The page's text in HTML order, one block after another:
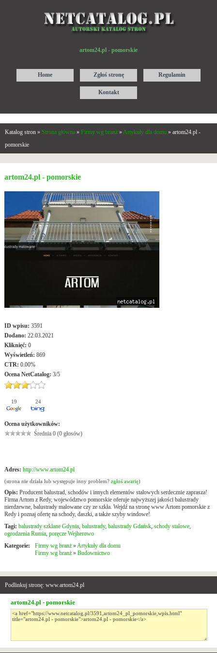
artom24.pl - pomorskie
Home Zgłoś stronę Regulamin
Kontakt
Katalog stron » Strona główna » Firmy wg branż » Artykuły dla domu » artom24.pl -
pomorskie
artom24.pl - pomorskie
ID wpisu: 3591
Dodano: 22.03.2021
Kliknięć: 0
Wyświetleń: 869
CTR: 0.00%
Ocena NetCatalog: 3/5
19 24
Ocena użytkowników:
Średnia 0 (0 głosów)
Adres: http://www.artom24.pl
(strona nie działa lub występuje inny problem? zgłoś awarię)
Opis: Producent balustrad, schodów i innych elementów stalowych serdecznie zaprasza!
Firma Artom z Redy, województwo pomorskie oferuje najwyższej jakości balustrady
nierdzewne, balustrady malowane czy ze szkła. Wejdź na stronę www Artom pomorskie z
Redy i poznaj ofertę na schody, daszki, a także szyby windowe!
Tagi: balustrady szklane Gdynia, balustrady, balustrady Gdańsk, schody stalowe,
ogrodzenia Rumia, poręcze Wejherowo
Kategorie:
Firmy wg branż» Artykuły dla domu
Firmy wg branż» Budownictwo
Podlinkuj stronę: www.artom24.pl
artom24.pl - pomorskie